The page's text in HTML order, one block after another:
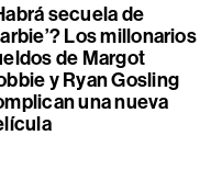
secuela de
Los millonarios
de Margot
y Ryan Gosling
una nueva